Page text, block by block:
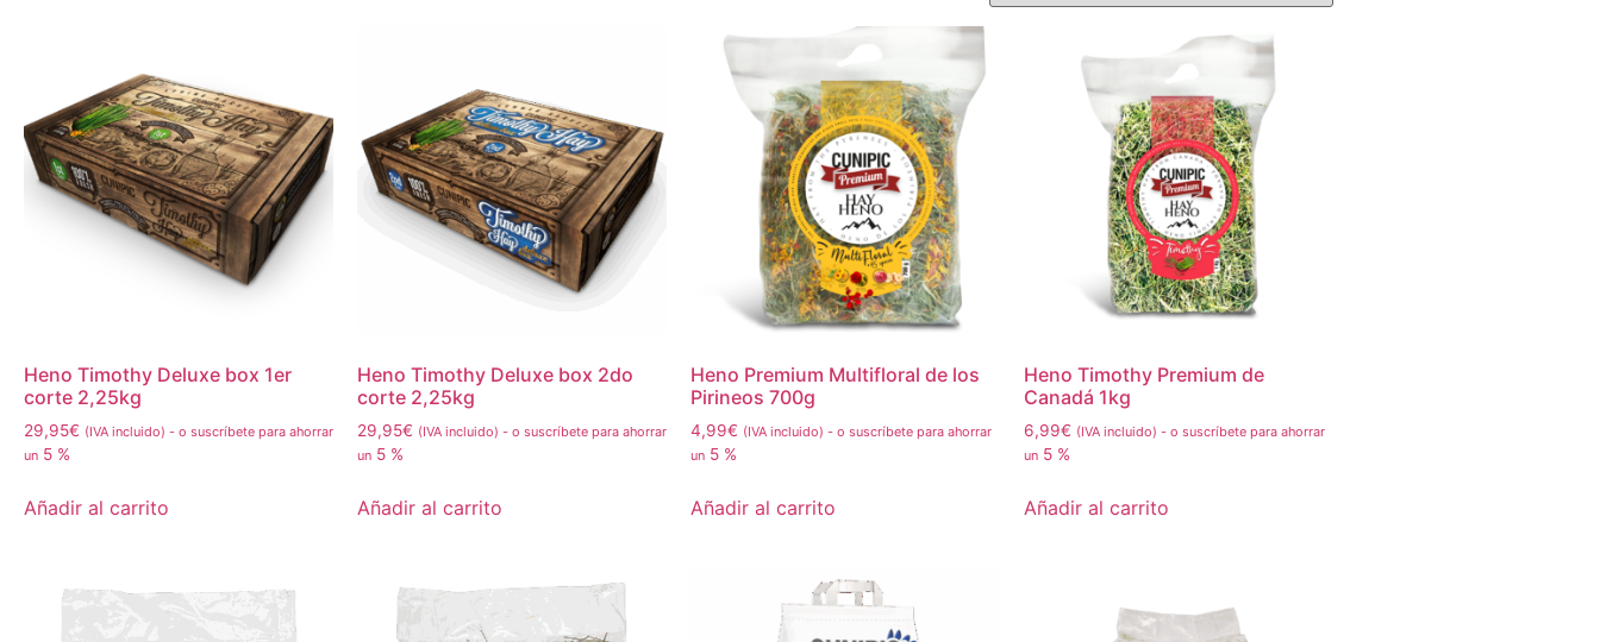
Heno Timothy Deluxe box 1er
corte 2,25kg
29,95€ (IVA incluido) - o suscríbete para ahorrar
un 5 %
Añadir al carrito
Heno Timothy Deluxe box 2do
corte 2,25kg
29,95€ (IVA incluido) - o suscríbete para ahorrar
un 5 %
Añadir al carrito
Heno Premium Multifloral de los
Pirineos 700g
4,99€ (IVA incluido) - o suscríbete para ahorrar
un 5 %
Añadir al carrito
Heno Timothy Premium de
Canadá 1kg
6,99€ (IVA incluido) - o suscríbete para ahorrar
un 5 %
Añadir al carrito